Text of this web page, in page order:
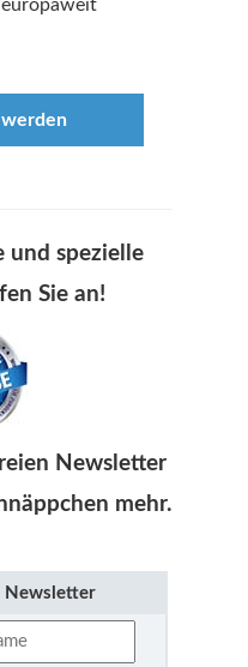
europaweit
und spezielle
Sie an!
Newsletter
mehr.
Newsletter